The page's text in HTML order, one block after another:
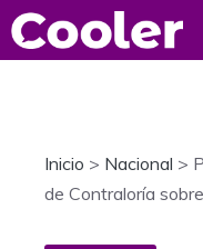
Saltar
al
Inicio > Nacional >
de Contraloría